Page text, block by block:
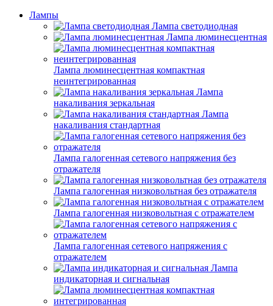
Лампы
Лампа светодиодная
Лампа люминесцентная
Лампа люминесцентная компактная
неинтегрированная
Лампа
накаливания зеркальная
Лампа
накаливания стандартная
Лампа галогенная сетевого напряжения без
отражателя
Лампа галогенная низковольтная без отражателя
Лампа галогенная низковольтная с отражателем
Лампа галогенная сетевого напряжения с
отражателем
Лампа
индикаторная и сигнальная